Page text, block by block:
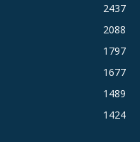
2437
2088
1797
1677
1489
1424